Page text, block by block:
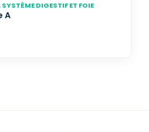
DIGESTIF ET FOIE
A